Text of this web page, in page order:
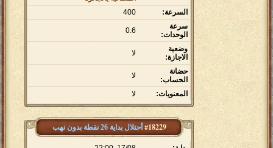
السرعة:
400
سرعة
الوحدات:
0.6
وضعية
الاجازة:
لا
حضانة
الحساب:
لا
المعنويات: لا
#18229 أحتلال بداية 26 نقطة بدون نهب